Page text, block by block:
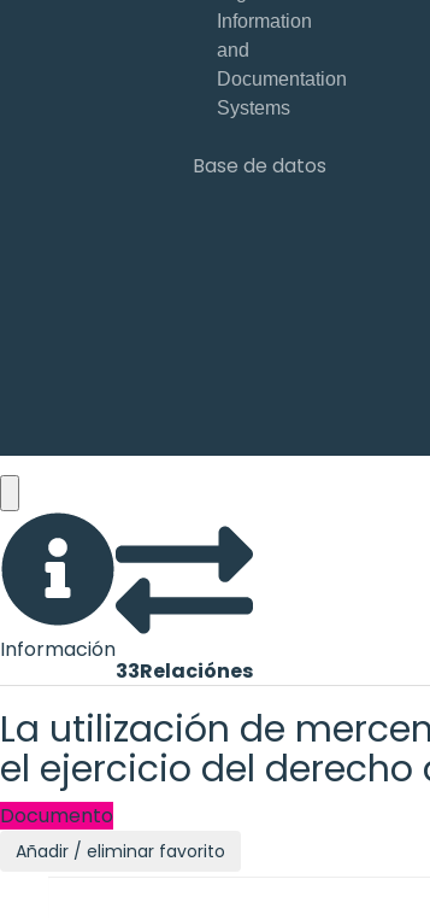
Base de datos
Información
33Relaciónes
La utilización de
el ejercicio del
Documento
Añadir / eliminar favorito